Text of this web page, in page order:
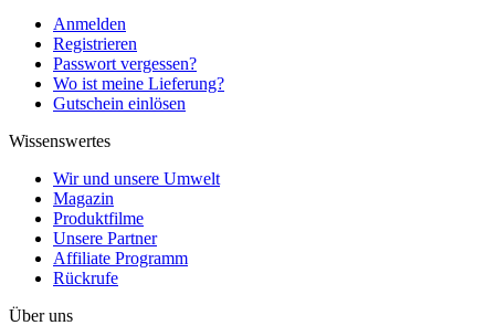
Anmelden
Registrieren
Passwort vergessen?
Wo ist meine Lieferung?
Gutschein einlösen
Wissenswertes
Wir und unsere Umwelt
Magazin
Produktfilme
Unsere Partner
Affiliate Programm
Rückrufe
Über uns